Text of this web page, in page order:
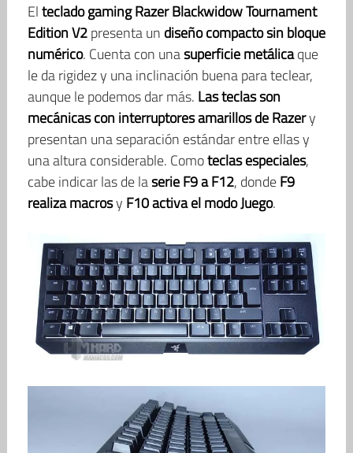
Elteclado gaming Razer Blackwidow Tournament
Edition V2presenta un diseño compacto sin bloque
numérico. Cuenta con unasuperficie metálicaque
le da rigidez y una inclinación buena para teclear,
aunque le podemos dar más. Las teclas son
mecánicas con interruptores amarillos de Razery
presentan una separación estándar entre ellas y
una altura considerable. Comoteclas especiales,
cabe indicar las de laserie F9 a F12, dondeF9
realiza macrosy F10 activa el modo Juego.